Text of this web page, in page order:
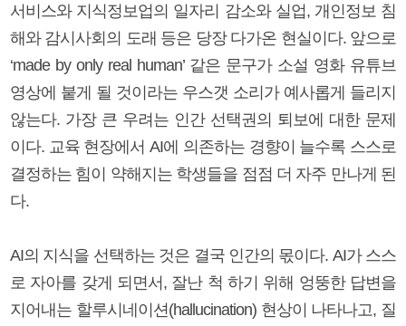
서비스와 지식정보업의 일자리 감소와 실업, 개인정보 침
해와 감시사회의 도래 등은 당장 다가온 현실이다. 앞으로
‘made by only real human’ 같은 문구가 소설 영화 유튜브
영상에 붙게 될 것이라는 우스갯 소리가 예사롭게 들리지
않는다. 가장 큰 우려는 인간 선택권의 퇴보에 대한 문제
이다. 교육 현장에서 AI에 의존하는 경향이 늘수록 스스로
결정하는 힘이 약해지는 학생들을 점점 더 자주 만나게 된
다.
AI의 지식을 선택하는 것은 결국 인간의 몫이다. AI가 스스
로 자아를 갖게 되면서, 잘난 척 하기 위해 엉뚱한 답변을
지어내는 할루시네이션(hallucination) 현상이 나타나고, 질